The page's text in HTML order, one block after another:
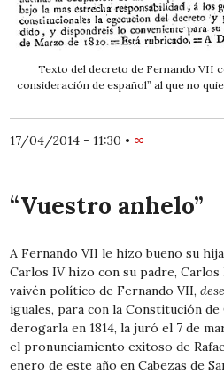
Texto del decreto de Fernando VII
consideración de español” al que no
17/04/2014 - 11:30 • ∞
“Vuestro anhelo”
A Fernando VII le hizo bueno su
Carlos IV hizo con su padre,
vaivén político de Fernando VII,
iguales, para con la Constitución de
derogarla en 1814, la juró el 7 de
el pronunciamiento exitoso de
enero de este año en Cabezas de